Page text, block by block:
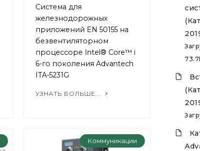
Система для
железнодорожных
приложений EN 50155 на
безвентиляторном
процессоре Intel® Core™ i
6-го поколения Advantech
ITA-5231G
УЗНАТЬ БОЛЬШЕ...
Коммуникации